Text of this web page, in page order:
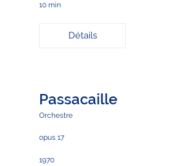
10 min
Détails
Passacaille
Orchestre
opus 17
1970